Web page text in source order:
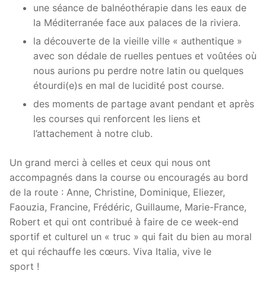
une séance de balnéothérapie dans les eaux de
la Méditerranée face aux palaces de la riviera.
la découverte de la vieille ville « authentique »
avec son dédale de ruelles pentues et voûtées où
nous aurions pu perdre notre latin ou quelques
étourdi(e)s en mal de lucidité post course.
des moments de partage avant pendant et après
les courses qui renforcent les liens et
l’attachement à notre club.
Un grand merci à celles et ceux qui nous ont
accompagnés dans la course ou encouragés au bord
de la route : Anne, Christine, Dominique, Eliezer,
Faouzia, Francine, Frédéric, Guillaume, Marie-France,
Robert et qui ont contribué à faire de ce week-end
sportif et culturel un « truc » qui fait du bien au moral
et qui réchauffe les cœurs. Viva Italia, vive le
sport !